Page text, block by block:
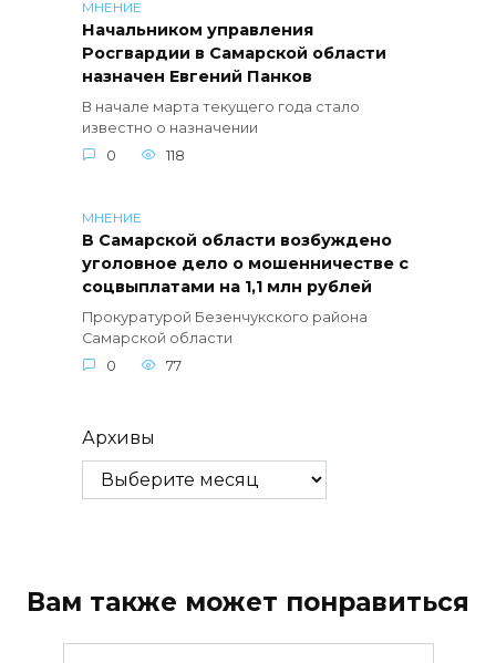
МНЕНИЕ
Начальником управления
Росгвардии в Самарской области
назначен Евгений Панков
В начале марта текущего года стало
известно о назначении
0
118
МНЕНИЕ
В Самарской области возбуждено
уголовное дело о мошенничестве с
соцвыплатами на 1,1 млн рублей
Прокуратурой Безенчукского района
Самарской области
0
77
Архивы
Вам также может понравиться